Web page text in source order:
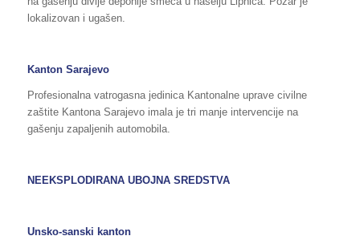
lokalizovan i ugašen.
Kanton Sarajevo
Profesionalna vatrogasna jedinica Kantonalne uprave civilne
zaštite Kantona Sarajevo imala je tri manje intervencije na
gašenju zapaljenih automobila.
NEEKSPLODIRANA UBOJNA SREDSTVA
Unsko-sanski kanton